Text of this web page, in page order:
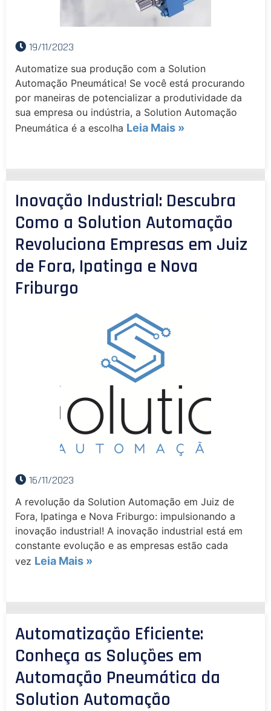
19/11/2023
Automatize sua produção com a Solution
Automação Pneumática! Se você está procurando
por maneiras de potencializar a produtividade da
sua empresa ou indústria, a Solution Automação
Pneumática é a escolha Leia Mais »
Inovação Industrial: Descubra
Como a Solution Automação
Revoluciona Empresas em Juiz
de Fora, Ipatinga e Nova
Friburgo
16/11/2023
A revolução da Solution Automação em Juiz de
Fora, Ipatinga e Nova Friburgo: impulsionando a
inovação industrial! A inovação industrial está em
constante evolução e as empresas estão cada
vez Leia Mais »
Automatização Eficiente:
Conheça as Soluções em
Automação Pneumática da
Solution Automação